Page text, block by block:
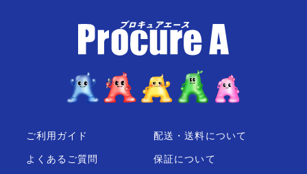
ご利用ガイド
よくあるご質問
配送・送料について
保証について